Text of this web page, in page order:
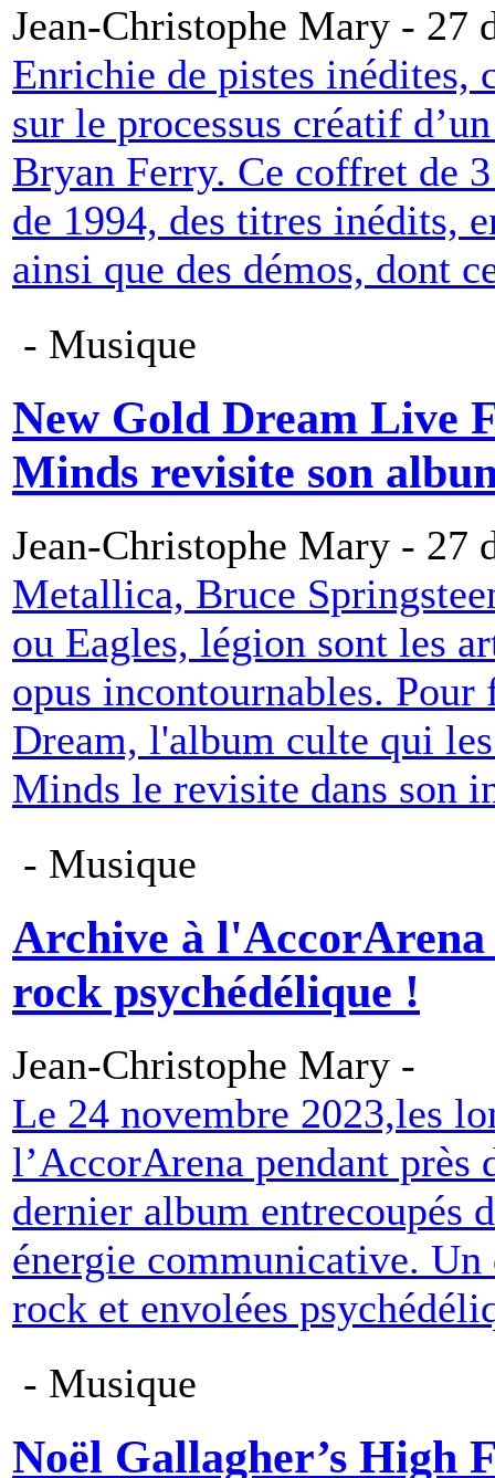
Jean-Christophe Mary - 27
Enrichie de pistes inédites,
sur le processus créatif
Bryan Ferry. Ce coffret de
de 1994, des titres inédits,
ainsi que des démos, dont
- Musique
New Gold Dream Live
Minds revisite son
Jean-Christophe Mary - 27
Metallica, Bruce
ou Eagles, légion sont les
opus incontournables.
Dream, l'album culte qui
Minds le revisite dans son
- Musique
Archive à
rock psychédélique !
Jean-Christophe Mary -
Le 24 novembre 2023,les
l’AccorArena pendant près
dernier album entrecoupés
énergie communicative.
rock et envolées
- Musique
Noël Gallagher’s High